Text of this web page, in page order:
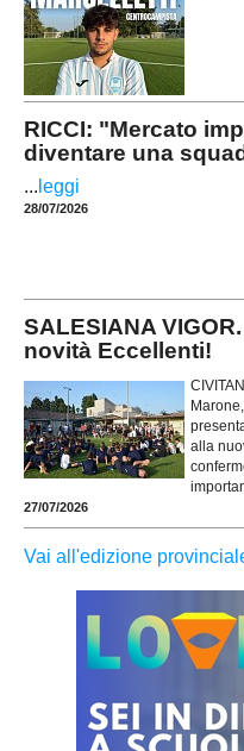
RICCI: "Mercato
diventare una
... leggi
28/07/2026
SALESIANA
novità Eccellenti!
alla
27/07/2026
Vai all'edizione